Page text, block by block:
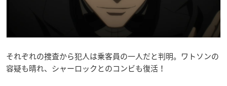
それぞれの捜査から犯人は乗客員の一人だと判明。ワトソンの
容疑も晴れ、シャーロックとのコンビも復活！